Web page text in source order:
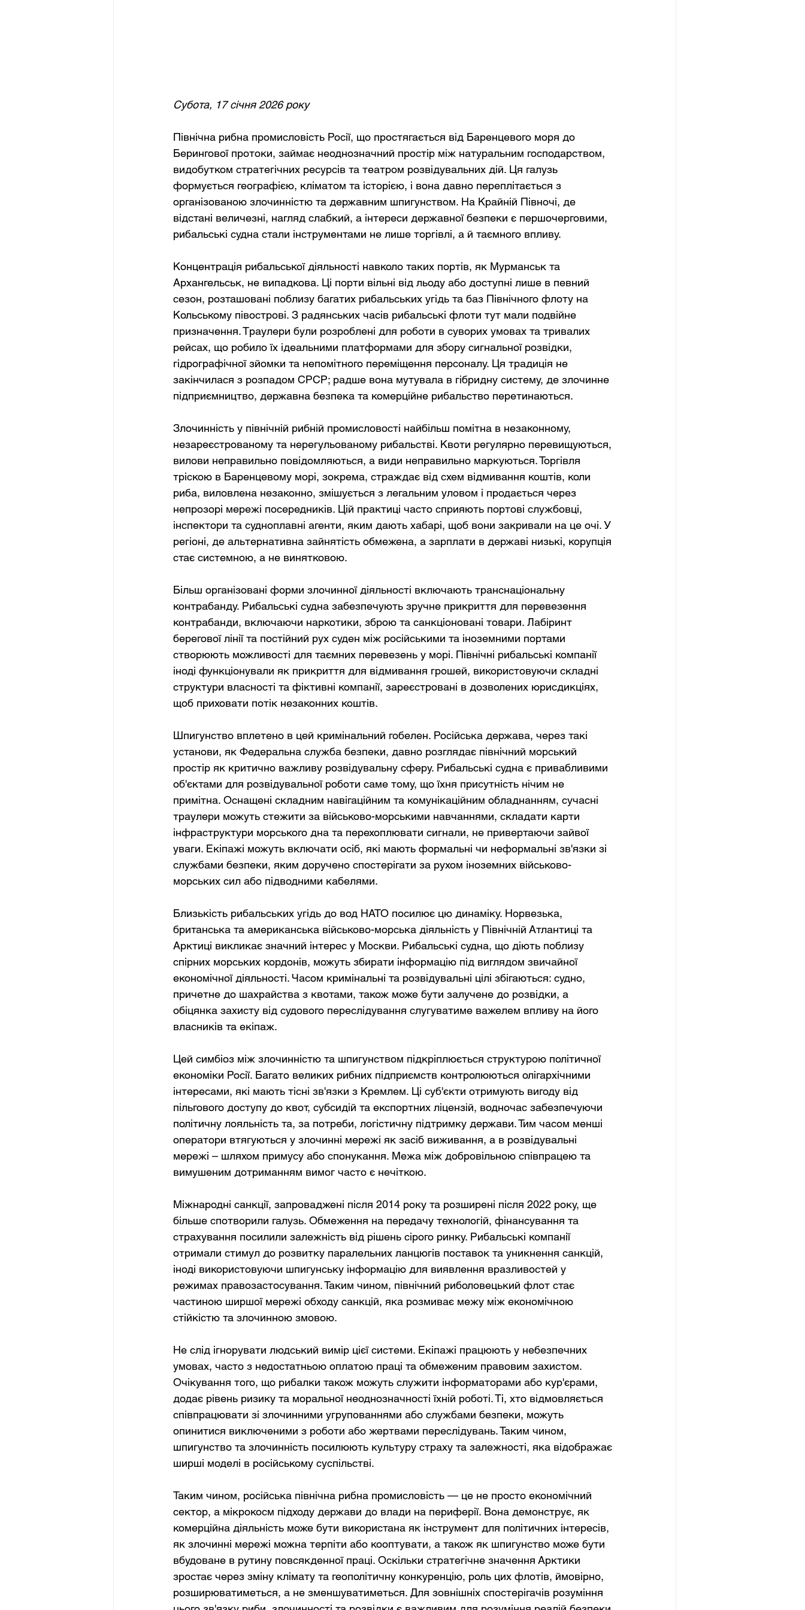
Субота, 17 січня 2026 року
Північна рибна промисловість Росії, що простягається від Баренцевого моря до
Берингової протоки, займає неоднозначний простір між натуральним господарством,
видобутком стратегічних ресурсів та театром розвідувальних дій. Ця галузь
формується географією, кліматом та історією, і вона давно переплітається з
організованою злочинністю та державним шпигунством. На Крайній Півночі, де
відстані величезні, нагляд слабкий, а інтереси державної безпеки є першочерговими,
рибальські судна стали інструментами не лише торгівлі, а й таємного впливу.
Концентрація рибальської діяльності навколо таких портів, як Мурманськ та
Архангельськ, не випадкова. Ці порти вільні від льоду або доступні лише в певний
сезон, розташовані поблизу багатих рибальських угідь та баз Північного флоту на
Кольському півострові. З радянських часів рибальські флоти тут мали подвійне
призначення. Траулери були розроблені для роботи в суворих умовах та тривалих
рейсах, що робило їх ідеальними платформами для збору сигнальної розвідки,
гідрографічної зйомки та непомітного переміщення персоналу. Ця традиція не
закінчилася з розпадом СРСР; радше вона мутувала в гібридну систему, де злочинне
підприємництво, державна безпека та комерційне рибальство перетинаються.
Злочинність у північній рибній промисловості найбільш помітна в незаконному,
незареєстрованому та нерегульованому рибальстві. Квоти регулярно перевищуються,
вилови неправильно повідомляються, а види неправильно маркуються. Торгівля
тріскою в Баренцевому морі, зокрема, страждає від схем відмивання коштів, коли
риба, виловлена незаконно, змішується з легальним уловом і продається через
непрозорі мережі посередників. Цій практиці часто сприяють портові службовці,
інспектори та судноплавні агенти, яким дають хабарі, щоб вони закривали на це очі. У
регіоні, де альтернативна зайнятість обмежена, а зарплати в державі низькі, корупція
стає системною, а не винятковою.
Більш організовані форми злочинної діяльності включають транснаціональну
контрабанду. Рибальські судна забезпечують зручне прикриття для перевезення
контрабанди, включаючи наркотики, зброю та санкціоновані товари. Лабіринт
берегової лінії та постійний рух суден між російськими та іноземними портами
створюють можливості для таємних перевезень у морі. Північні рибальські компанії
іноді функціонували як прикриття для відмивання грошей, використовуючи складні
структури власності та фіктивні компанії, зареєстровані в дозволених юрисдикціях,
щоб приховати потік незаконних коштів.
Шпигунство вплетено в цей кримінальний гобелен. Російська держава, через такі
установи, як Федеральна служба безпеки, давно розглядає північний морський
простір як критично важливу розвідувальну сферу. Рибальські судна є привабливими
об'єктами для розвідувальної роботи саме тому, що їхня присутність нічим не
примітна. Оснащені складним навігаційним та комунікаційним обладнанням, сучасні
траулери можуть стежити за військово-морськими навчаннями, складати карти
інфраструктури морського дна та перехоплювати сигнали, не привертаючи зайвої
уваги. Екіпажі можуть включати осіб, які мають формальні чи неформальні зв'язки зі
службами безпеки, яким доручено спостерігати за рухом іноземних військово-
морських сил або підводними кабелями.
Близькість рибальських угідь до вод НАТО посилює цю динаміку. Норвезька,
британська та американська військово-морська діяльність у Північній Атлантиці та
Арктиці викликає значний інтерес у Москви. Рибальські судна, що діють поблизу
спірних морських кордонів, можуть збирати інформацію під виглядом звичайної
економічної діяльності. Часом кримінальні та розвідувальні цілі збігаються: судно,
причетне до шахрайства з квотами, також може бути залучене до розвідки, а
обіцянка захисту від судового переслідування слугуватиме важелем впливу на його
власників та екіпаж.
Цей симбіоз між злочинністю та шпигунством підкріплюється структурою політичної
економіки Росії. Багато великих рибних підприємств контролюються олігархічними
інтересами, які мають тісні зв'язки з Кремлем. Ці суб'єкти отримують вигоду від
пільгового доступу до квот, субсидій та експортних ліцензій, водночас забезпечуючи
політичну лояльність та, за потреби, логістичну підтримку держави. Тим часом менші
оператори втягуються у злочинні мережі як засіб виживання, а в розвідувальні
мережі – шляхом примусу або спонукання. Межа між добровільною співпрацею та
вимушеним дотриманням вимог часто є нечіткою.
Міжнародні санкції, запроваджені після 2014 року та розширені після 2022 року, ще
більше спотворили галузь. Обмеження на передачу технологій, фінансування та
страхування посилили залежність від рішень сірого ринку. Рибальські компанії
отримали стимул до розвитку паралельних ланцюгів поставок та уникнення санкцій,
іноді використовуючи шпигунську інформацію для виявлення вразливостей у
режимах правозастосування. Таким чином, північний риболовецький флот стає
частиною ширшої мережі обходу санкцій, яка розмиває межу між економічною
стійкістю та злочинною змовою.
Не слід ігнорувати людський вимір цієї системи. Екіпажі працюють у небезпечних
умовах, часто з недостатньою оплатою праці та обмеженим правовим захистом.
Очікування того, що рибалки також можуть служити інформаторами або кур'єрами,
додає рівень ризику та моральної неоднозначності їхній роботі. Ті, хто відмовляється
співпрацювати зі злочинними угрупованнями або службами безпеки, можуть
опинитися виключеними з роботи або жертвами переслідувань. Таким чином,
шпигунство та злочинність посилюють культуру страху та залежності, яка відображає
ширші моделі в російському суспільстві.
Таким чином, російська північна рибна промисловість — це не просто економічний
сектор, а мікрокосм підходу держави до влади на периферії. Вона демонструє, як
комерційна діяльність може бути використана як інструмент для політичних інтересів,
як злочинні мережі можна терпіти або кооптувати, а також як шпигунство може бути
вбудоване в рутину повсякденної праці. Оскільки стратегічне значення Арктики
зростає через зміну клімату та геополітичну конкуренцію, роль цих флотів, ймовірно,
розширюватиметься, а не зменшуватиметься. Для зовнішніх спостерігачів розуміння